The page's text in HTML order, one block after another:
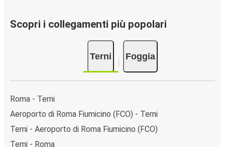
Scopri i collegamenti più popolari
Terni Foggia
Roma - Terni
Aeroporto di Roma Fiumicino (FCO) - Terni
Terni - Aeroporto di Roma Fiumicino (FCO)
Terni - Roma